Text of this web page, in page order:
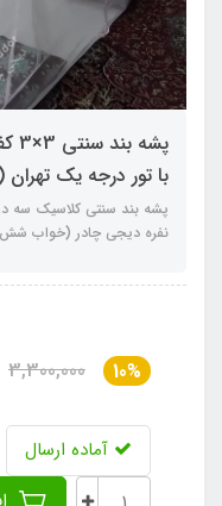
با تور درجه یک تهران
پشه‌ بند سنتی کلاسیک سه
نفره دیجی چادر (خواب
10%
3,300,000
آماده ارسال